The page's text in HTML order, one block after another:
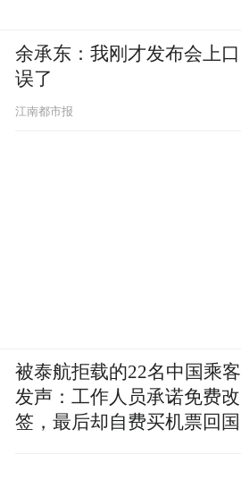
余承东：我刚才发布会上口
误了
江南都市报
被泰航拒载的22名中国乘客
发声：工作人员承诺免费改
签，最后却自费买机票回国